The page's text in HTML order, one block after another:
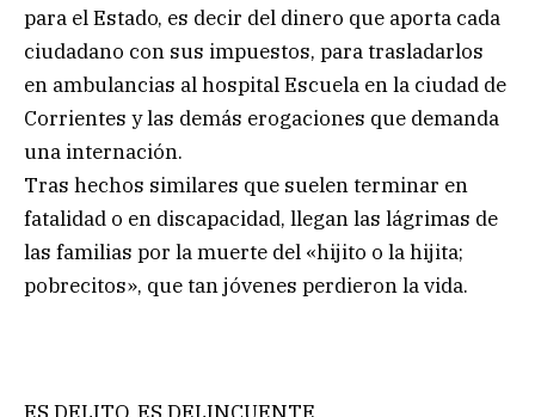
para el Estado, es decir del dinero que aporta cada
ciudadano con sus impuestos, para trasladarlos
en ambulancias al hospital Escuela en la ciudad de
Corrientes y las demás erogaciones que demanda
una internación.
Tras hechos similares que suelen terminar en
fatalidad o en discapacidad, llegan las lágrimas de
las familias por la muerte del «hijito o la hijita;
pobrecitos», que tan jóvenes perdieron la vida.